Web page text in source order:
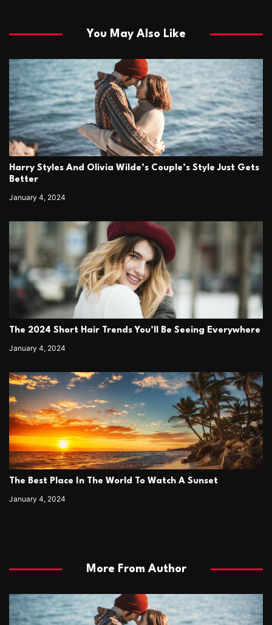
You May Also Like
Harry Styles And Olivia Wilde’s Couple’s Style Just Gets
Better
January 4, 2024
The 2024 Short Hair Trends You’ll Be Seeing Everywhere
January 4, 2024
The Best Place In The World To Watch A Sunset
January 4, 2024
More From Author